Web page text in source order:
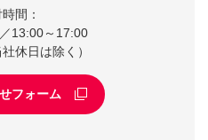
間：
13:00～17:00
休日は除く）
フォーム